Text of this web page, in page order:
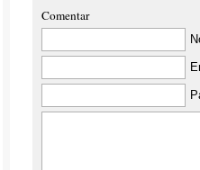
Comentar